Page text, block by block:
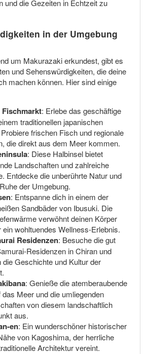
und die Gezeiten in Echtzeit zu
in der Umgebung
um Makurazaki erkundest, gibt es
und Sehenswürdigkeiten, die deine
machen können. Hier sind einige
Fischmarkt: Erlebe das geschäftige
traditionellen japanischen
frischen Fisch und regionale
die direkt aus dem Meer kommen.
: Diese Halbinsel bietet
Landschaften und zahlreiche
Entdecke die unberührte Natur und
der Umgebung.
: Entspanne dich in einem der
Sandbäder von Ibusuki. Die
verwöhnt deinen Körper
ein wohltuendes Wellness-Erlebnis.
Residenzen: Besuche die gut
Residenzen in Chiran und
die Geschichte und Kultur der
: Genieße die atemberaubende
Meer und die umliegenden
von diesem landschaftlich
aus.
en: Ein wunderschöner historischer
von Kagoshima, der herrliche
Architektur vereint.